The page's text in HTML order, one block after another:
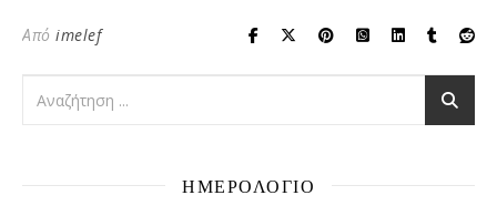
Από imelef
ΗΜΕΡΟΛΟΓΙΟ